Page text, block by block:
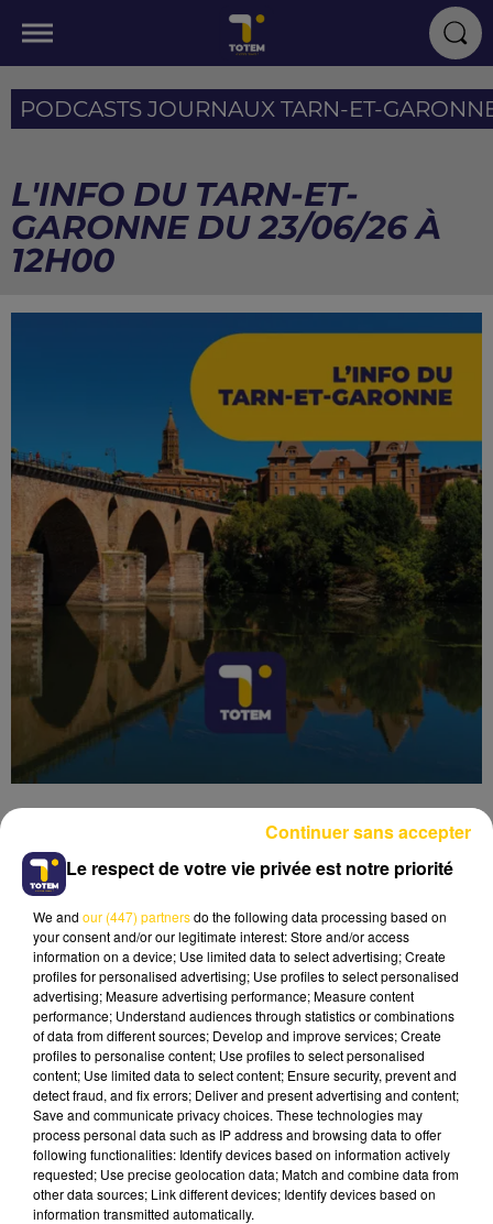
PODCASTS JOURNAUX TARN-ET-
L'INFO DU TARN-ET-
GARONNE DU 23/06/26 À
12H00
Lecture (7 min 12 sec)
23 juin 2026 - 7 min 12 sec
L'INFO DU TARN-ET-GARONNE DU
23/06/26 À 12H00
Ecoutez sur Totem l'information dans le Tarn-et-
Garonne et le pays de Cahors avec les
Le respect de votre vie privée est notre priorité
We and our (447) partnersdo the following data processing based on
your consent and/or our legitimate interest: Store and/or access
information on a device; Use limited data to select advertising; Create
profiles for personalised advertising; Use profiles to select personalised
advertising; Measure advertising performance; Measure content
performance; Understand audiences through statistics or combinations
of data from different sources; Develop and improve services; Create
profiles to personalise content; Use profiles to select personalised
content; Use limited data to select content; Ensure security, prevent and
detect fraud, and fix errors; Deliver and present advertising and content;
Save and communicate privacy choices. These technologies may
process personal data such as IP address and browsing data to offer
following functionalities: Identify devices based on information actively
requested; Use precise geolocation data; Match and combine data from
other data sources; Link different devices; Identify devices based on
information transmitted automatically.
Continuer sans accepter